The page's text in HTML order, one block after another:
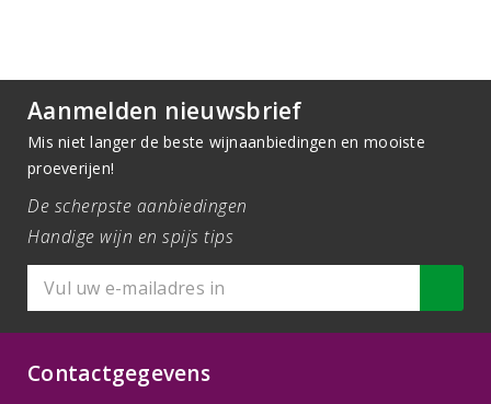
Aanmelden nieuwsbrief
Mis niet langer de beste wijnaanbiedingen en mooiste
proeverijen!
De scherpste aanbiedingen
Handige wijn en spijs tips
Contactgegevens